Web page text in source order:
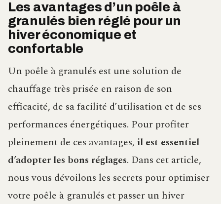
Les avantages d’un poêle à
granulés bien réglé pour un
hiver économique et
confortable
Un poêle à granulés est une solution de
chauffage très prisée en raison de son
efficacité, de sa facilité d’utilisation et de ses
performances énergétiques. Pour profiter
pleinement de ces avantages, il est essentiel
d’adopter les bons réglages. Dans cet article,
nous vous dévoilons les secrets pour optimiser
votre poêle à granulés et passer un hiver